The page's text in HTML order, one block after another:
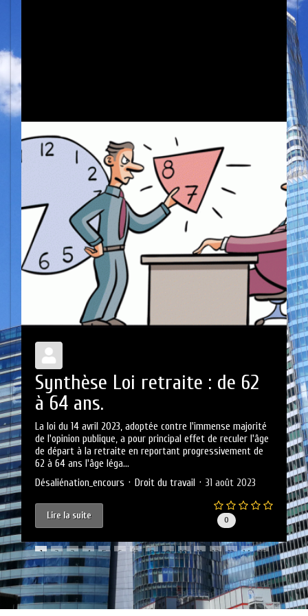
Synthèse Loi retraite : de 62
à 64 ans.
La loi du 14 avril 2023, adoptée contre l'immense majorité
de l'opinion publique, a pour principal effet de reculer l'âge
de départ à la retraite en reportant progressivement de
62 à 64 ans l'âge léga...
Désaliénation_encours
Droit du travail 31 août 2023
0
Lire la suite
1 2 3 4 5 6 7 8 9 10 11 12 13 14 15